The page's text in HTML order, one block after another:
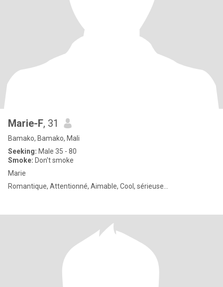
Marie-F, 31
Bamako, Bamako, Mali
Seeking: Male 35 - 80
Smoke: Don't smoke
Marie
Romantique, Attentionné, Aimable, Cool, sérieuse…